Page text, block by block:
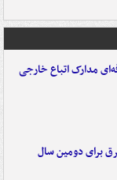
مدارک اتباع خارجی
برق برای دومین سال